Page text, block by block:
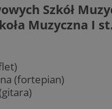
Szkół
Muzyczna I
(fortepian)